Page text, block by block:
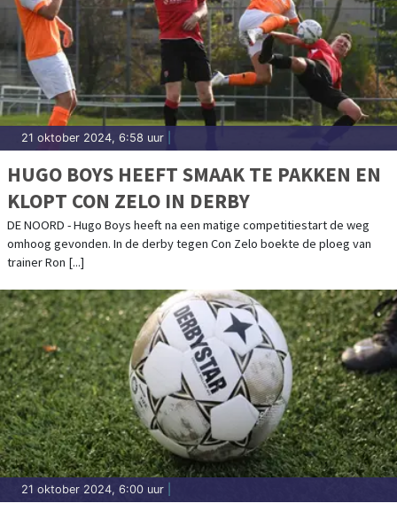
21 oktober 2024, 6:58 uur
HUGO BOYS HEEFT SMAAK TE PAKKEN EN
KLOPT CON ZELO IN DERBY
DE NOORD - Hugo Boys heeft na een matige competitiestart de weg
omhoog gevonden. In de derby tegen Con Zelo boekte de ploeg van
trainer Ron [...]
21 oktober 2024, 6:00 uur